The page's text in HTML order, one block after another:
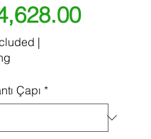
Price
|
Çapı *